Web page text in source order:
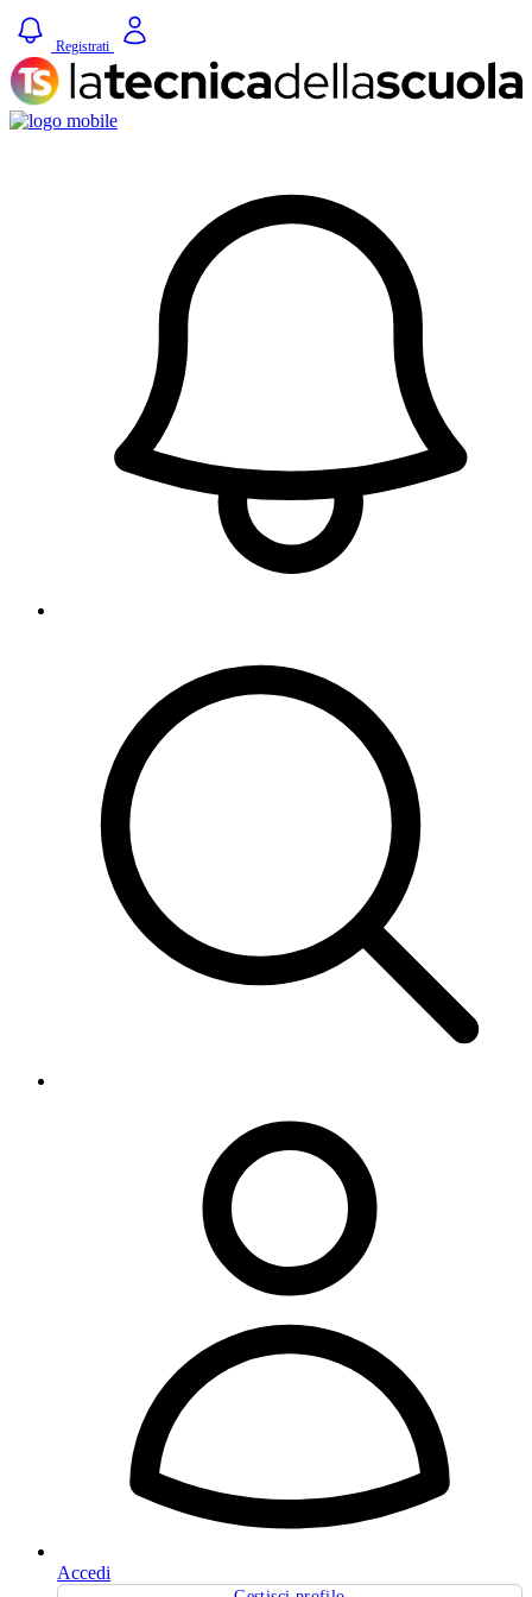
Registrati
Accedi